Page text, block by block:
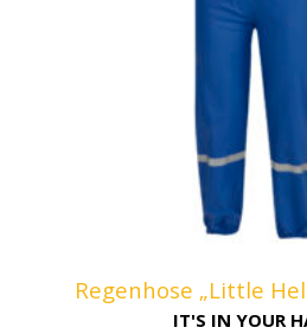
Regenhose „Little
IT'S IN YOUR